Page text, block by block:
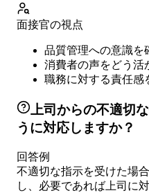
面接官の視点
品質管理への意識を
消費者の声をどう活
職務に対する責任感
上司からの不適切
うに対応しますか？
回答例
不適切な指示を受けた場
し、必要であれば上司に